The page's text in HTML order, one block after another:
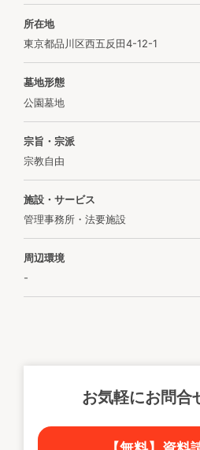
所在地
東京都品川区西五反田4-12-1
墓地形態
公園墓地
宗旨・宗派
宗教自由
施設・サービス
管理事務所・法要施設
周辺環境
-
お気軽にお問合